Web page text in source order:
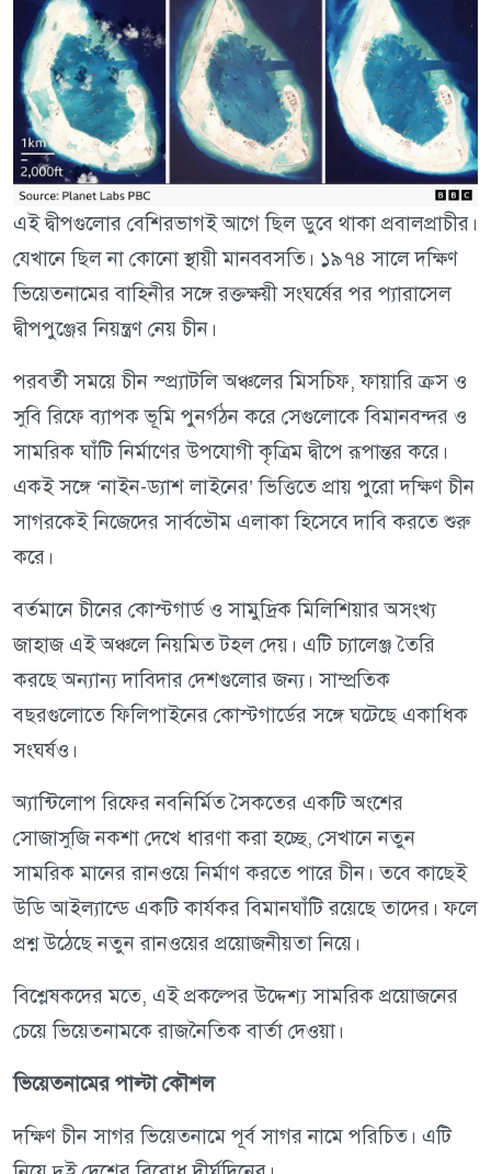
এই দ্বীপগুলোর বেশিরভাগই আগে ছিল ডুবে থাকা প্রবালপ্রাচীর।
যেখানে ছিল না কোনো স্থায়ী মানববসতি। ১৯৭৪ সালে দক্ষিণ
ভিয়েতনামের বাহিনীর সঙ্গে রক্তক্ষয়ী সংঘর্ষের পর প্যারাসেল
দ্বীপপুঞ্জের নিয়ন্ত্রণ নেয় চীন।
পরবর্তী সময়ে চীন স্প্র্যাটলি অঞ্চলের মিসচিফ, ফায়ারি ক্রস ও
সুবি রিফে ব্যাপক ভূমি পুনর্গঠন করে সেগুলোকে বিমানবন্দর ও
সামরিক ঘাঁটি নির্মাণের উপযোগী কৃত্রিম দ্বীপে রূপান্তর করে।
একই সঙ্গে ‘নাইন-ড্যাশ লাইনের’ ভিত্তিতে প্রায় পুরো দক্ষিণ চীন
সাগরকেই নিজেদের সার্বভৌম এলাকা হিসেবে দাবি করতে শুরু
করে।
বর্তমানে চীনের কোস্টগার্ড ও সামুদ্রিক মিলিশিয়ার অসংখ্য
জাহাজ এই অঞ্চলে নিয়মিত টহল দেয়। এটি চ্যালেঞ্জ তৈরি
করছে অন্যান্য দাবিদার দেশগুলোর জন্য। সাম্প্রতিক
বছরগুলোতে ফিলিপাইনের কোস্টগার্ডের সঙ্গে ঘটেছে একাধিক
সংঘর্ষও।
অ্যান্টিলোপ রিফের নবনির্মিত সৈকতের একটি অংশের
সোজাসুজি নকশা দেখে ধারণা করা হচ্ছে, সেখানে নতুন
সামরিক মানের রানওয়ে নির্মাণ করতে পারে চীন। তবে কাছেই
উডি আইল্যান্ডে একটি কার্যকর বিমানঘাঁটি রয়েছে তাদের। ফলে
প্রশ্ন উঠেছে নতুন রানওয়ের প্রয়োজনীয়তা নিয়ে।
বিশ্লেষকদের মতে, এই প্রকল্পের উদ্দেশ্য সামরিক প্রয়োজনের
চেয়ে ভিয়েতনামকে রাজনৈতিক বার্তা দেওয়া।
ভিয়েতনামের পাল্টা কৌশল
দক্ষিণ চীন সাগর ভিয়েতনামে পূর্ব সাগর নামে পরিচিত। এটি